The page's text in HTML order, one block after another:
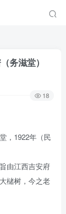
务滋堂）
18
，1922年（民
由江西吉安府
槠树，今之老